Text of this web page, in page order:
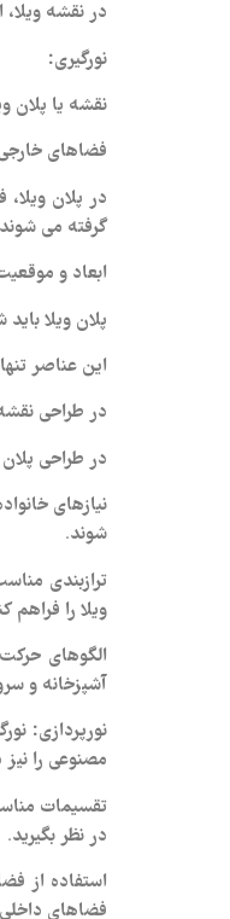
در نقشه
نورگیری:
نقشه یا پلان
فضاهای
در پلان
گرفته می‌
ابعاد و
پلان ویلا
این عناصر
در طراحی
در طراحی
نیازهای
شوند.
ترازبندی
ویلا را فراهم
الگوهای
آشپزخانه و
نورپردازی:
مصنوعی را نیز
تقسیمات
در نظر بگیرید.
استفاده از
فضاهای